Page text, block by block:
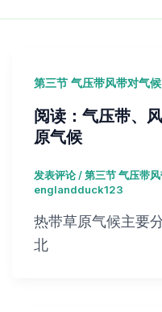
第三节 气压带风带对气
阅读：气压带、
原气候
发表评论/第三节 气压带
englandduck123
热带草原气候主要
北